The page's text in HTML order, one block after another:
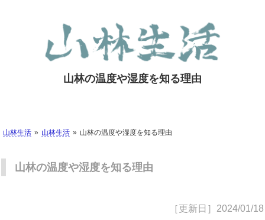
山林の温度や湿度を知る理由
山林生活 山林生活 山林の温度や湿度を知る理由
山林の温度や湿度を知る理由
［更新日］ 2024/01/18